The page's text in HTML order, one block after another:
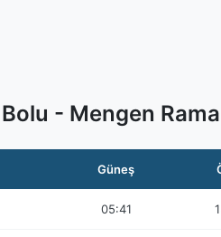
Bolu - Mengen
Güneş
05:41